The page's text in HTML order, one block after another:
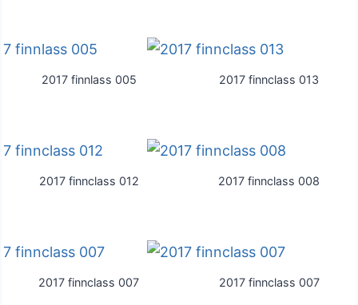
2017 finnlass 005 2017 finnclass 013
2017 finnclass 012 2017 finnclass 008
2017 finnclass 007 2017 finnclass 007